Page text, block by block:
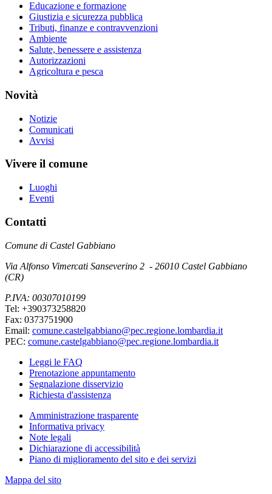
Educazione e formazione
Giustizia e sicurezza pubblica
Tributi, finanze e contravvenzioni
Ambiente
Salute, benessere e assistenza
Autorizzazioni
Agricoltura e pesca
Novità
Notizie
Comunicati
Avvisi
Vivere il comune
Luoghi
Eventi
Contatti
Comune di Castel Gabbiano
Via Alfonso Vimercati Sanseverino 2 - 26010 Castel Gabbiano
(CR)
P.IVA: 00307010199
Tel: +390373258820
Fax: 0373751900
Email: comune.castelgabbiano@pec.regione.lombardia.it
PEC: comune.castelgabbiano@pec.regione.lombardia.it
Leggi le FAQ
Prenotazione appuntamento
Segnalazione disservizio
Richiesta d'assistenza
Amministrazione trasparente
Informativa privacy
Note legali
Dichiarazione di accessibilità
Piano di miglioramento del sito e dei servizi
Mappa del sito